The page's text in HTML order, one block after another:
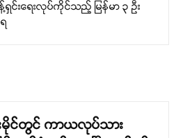
ရှင်းရေးလုပ်ကိုင်သည့် မြန်မာ ၃ ဦး
းမိုင်တွင် ကာယလုပ်သား